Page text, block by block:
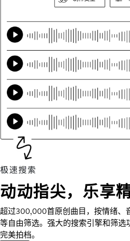
动动指尖，乐享
超过300,000首原创曲目，按情绪、
等自由筛选。强大的搜索引擎和筛选
完美拍档。